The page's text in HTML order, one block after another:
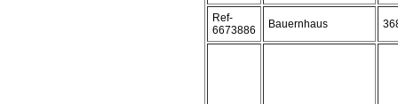
Ref-
6673886
Bauernhaus